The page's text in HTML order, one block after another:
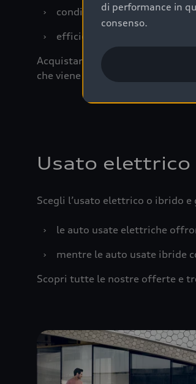
›
condizioni della carrozzeria
›
efficienza meccanica:
Acquistare un’auto usata in
che viene sottoposto a 110
Usato
Scegli l’usato elettrico o ibrido
›
le auto usate elettriche
›
mentre le auto usate ibride
Scopri tutte le nostre offerte e
di performance in
consenso.